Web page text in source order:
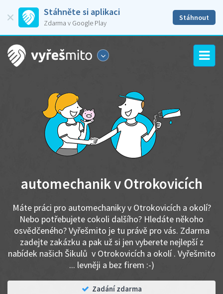
Stáhněte si aplikaci
Zdarma v Google Play
Stáhnout
automechanik v Otrokovicích
Máte práci pro automechaniky v Otrokovicích a okolí?
Nebo potřebujete cokoli dalšího? Hledáte někoho
osvědčeného? Vyřešmito je tu právě pro vás. Zdarma
zadejte zakázku a pak už si jen vyberete nejlepší z
nabídek našich Šikulů v Otrokovicích a okolí . Vyřešmito
... levněji a bez firem :-)
Zadání zdarma